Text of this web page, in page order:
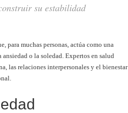
su estabilidad
para muchas personas, actúa como una
o la soledad. Expertos en salud
las relaciones interpersonales y el bienestar